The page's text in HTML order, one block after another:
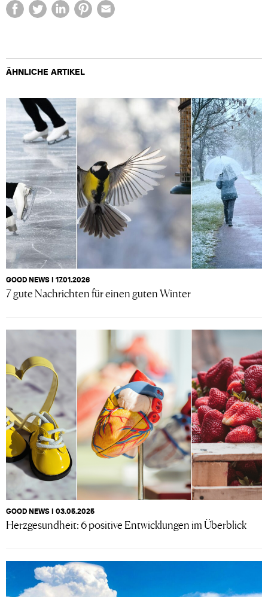
ÄHNLICHE ARTIKEL
GOOD NEWS I 17.01.2026
7 gute Nachrichten für einen guten Winter
GOOD NEWS I 03.05.2025
Herzgesundheit: 6 positive Entwicklungen im Überblick